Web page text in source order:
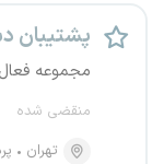
پشتیبان
مجموعه
منقضی شده
تهران